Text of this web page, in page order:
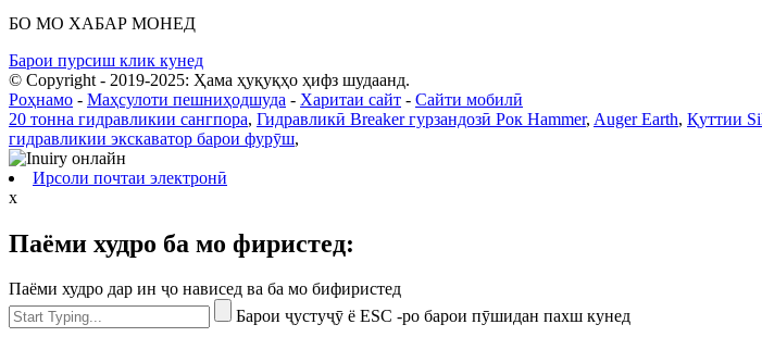
БО МО ХАБАР МОНЕД
Барои пурсиш клик кунед
© Copyright - 2019-2025: Ҳама ҳуқуқҳо ҳифз шудаанд.
Роҳнамо - Маҳсулоти пешниҳодшуда - Харитаи сайт - Сайти мобилӣ
20 тонна гидравликии сангпора, Гидравликӣ Breaker гурзандозӣ Рок Hammer, Auger Earth, Қуттии
гидравликии экскаватор барои фурӯш,
Ирсоли почтаи электронӣ
x
Паёми худро ба мо фиристед:
Паёми худро дар ин ҷо нависед ва ба мо бифиристед
Барои ҷустуҷӯ ё ESC -ро барои пӯшидан пахш кунед